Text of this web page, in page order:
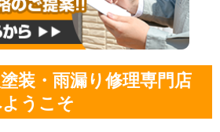
装・雨漏り修理専門店
うこそ